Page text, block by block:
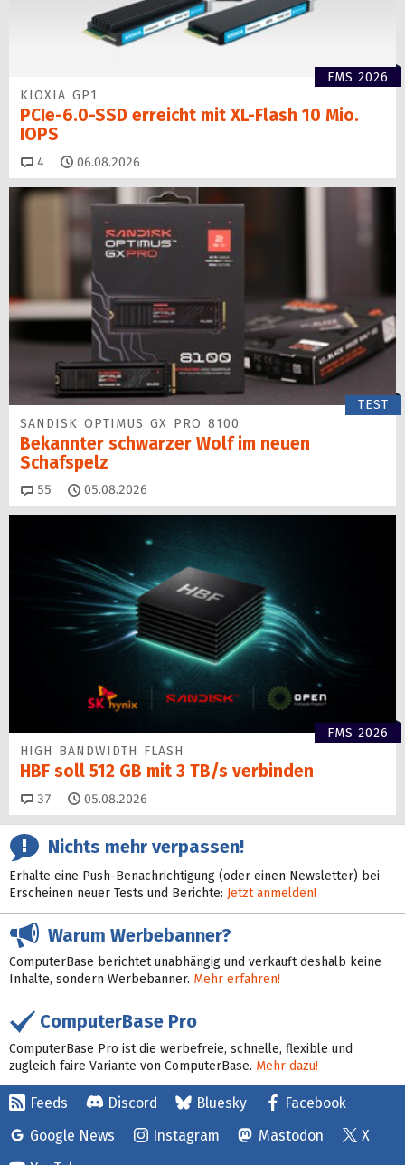
FMS 2026
KIOXIA GP1
PCIe-6.0-SSD erreicht mit XL-Flash 10 Mio.
IOPS
4 Kommentare
06.08.2026
TEST
SANDISK OPTIMUS GX PRO 8100
Bekannter schwarzer Wolf im neuen
Schafspelz
55 Kommentare
05.08.2026
FMS 2026
HIGH BANDWIDTH FLASH
HBF soll 512 GB mit 3 TB/s verbinden
37 Kommentare
05.08.2026
Nichts mehr verpassen!
Erhalte eine Push-Benachrichtigung (oder einen Newsletter) bei
Erscheinen neuer Tests und Berichte: Jetzt anmelden!
Warum Werbebanner?
ComputerBase berichtet unabhängig und verkauft deshalb keine
Inhalte, sondern Werbebanner. Mehr erfahren!
ComputerBase Pro
ComputerBase Pro ist die werbefreie, schnelle, flexible und
zugleich faire Variante von ComputerBase. Mehr dazu!
Feeds Discord Bluesky
Facebook
Google News
Instagram Mastodon
X